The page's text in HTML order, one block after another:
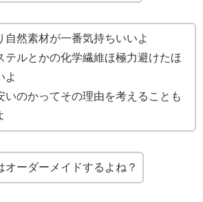
自然素材が一番気持ちいいよ
テルとかの化学繊維ほ極力避けたほ
よ
いのかってその理由を考えることも
オーダーメイドするよね？